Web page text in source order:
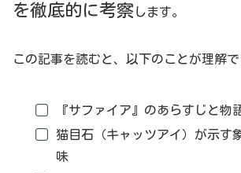
を徹底的に考察 します。
この記事を読むと、以下のことが理解で
『サファイア』のあらすじと物
猫目石（キャッツアイ）が示す
味